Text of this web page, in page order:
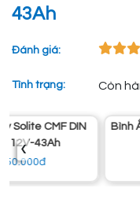
43Ah
Đánh giá:
Tình trạng: Còn
Bình Ắc Quy Troy EFB
‹